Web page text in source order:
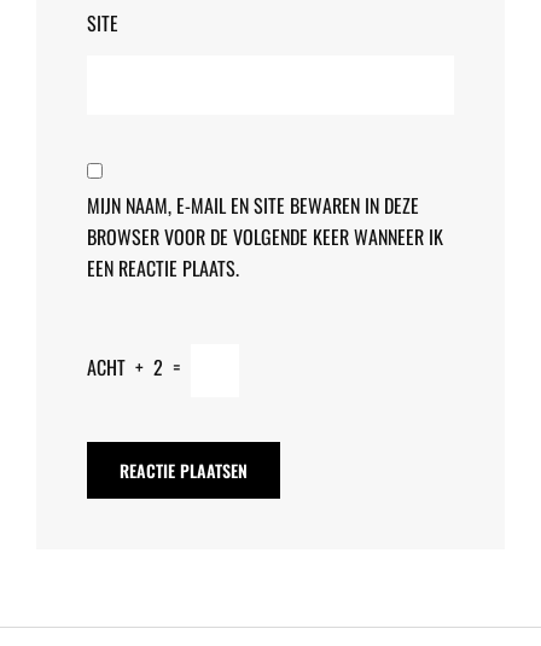
SITE
MIJN NAAM, E-MAIL EN SITE BEWAREN IN DEZE
BROWSER VOOR DE VOLGENDE KEER WANNEER IK
EEN REACTIE PLAATS.
ACHT + 2 =